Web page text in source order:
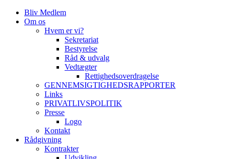
Bliv Medlem
Om os
Hvem er vi?
Sekretariat
Bestyrelse
Råd & udvalg
Vedtægter
Rettighedsoverdragelse
GENNEMSIGTIGHEDSRAPPORTER
Links
PRIVATLIVSPOLITIK
Presse
Logo
Kontakt
Rådgivning
Kontrakter